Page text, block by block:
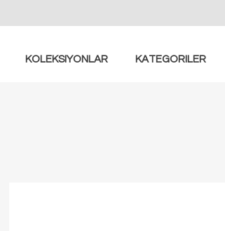
KOLEKSIYONLAR KATEGORILER